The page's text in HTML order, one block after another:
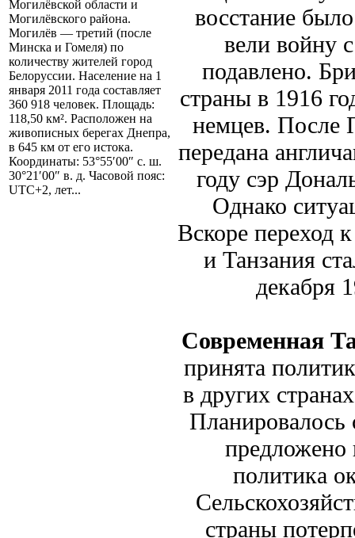
Могилёвской области и
Могилёвского района.
Могилёв — третий (после
Минска и Гомеля) по
количеству жителей город
Белоруссии. Население на 1
января 2011 года составляет
360 918 человек. Площадь:
118,50 км². Расположен на
живописных берегах Днепра,
в 645 км от его истока.
Координаты: 53°55′00″ с. ш.
30°21′00″ в. д. Часовой пояс:
UTC+2, лет...
восстание
вели войну
подавлено.
страны в 1916
немцев. После
передана
году сэр
Однако
Вскоре переход
и Танзания
декабря
Современная
принята
в других
Планировалось
предложено
политика
страны